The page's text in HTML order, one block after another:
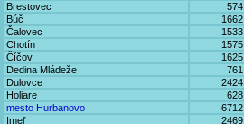
Brestovec
574
Búč
1662
Čalovec
1533
Chotín
1575
Číčov
1625
Dedina Mládeže
761
Dulovce
2424
Holiare
628
mesto Hurbanovo
6712
Imeľ
2469